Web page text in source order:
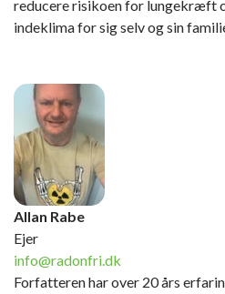
reducere risikoen for lungekræft
indeklima for sig selv og sin
Allan Rabe
Ejer
info@radonfri.dk
Forfatteren har over 20 års